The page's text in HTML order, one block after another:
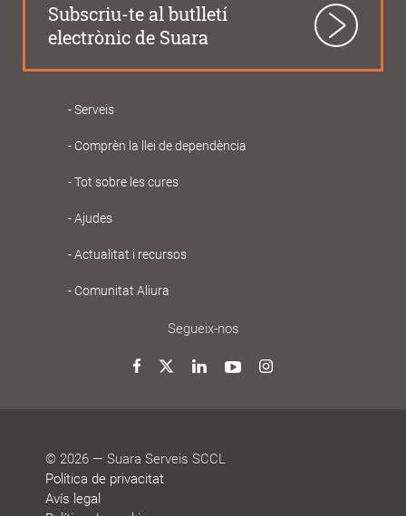
Subscriu-te al butlletí
electrònic de Suara
Navegació
principal
Gent
Gran
Serveis
Comprèn la llei de dependència
Tot sobre les cures
Ajudes
Actualitat i recursos
Comunitat Aliura
Segueix-nos
Facebook
TwitterLinkedInYouTubeInstagram
© 2026 — Suara Serveis SCCL
Política de privacitat
Avís legal